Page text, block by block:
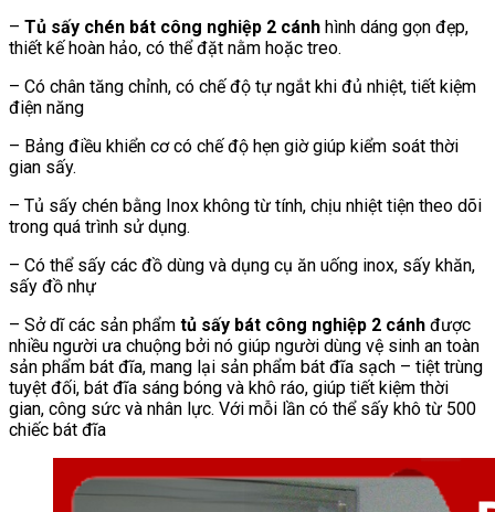
– Tủ sấy chén bát công nghiệp 2 cánh hình dáng gọn đẹp,
thiết kế hoàn hảo, có thể đặt nằm hoặc treo.
– Có chân tăng chỉnh, có chế độ tự ngắt khi đủ nhiệt, tiết kiệm
điện năng
– Bảng điều khiển cơ có chế độ hẹn giờ giúp kiểm soát thời
gian sấy.
– Tủ sấy chén bằng Inox không từ tính, chịu nhiệt tiện theo dõi
trong quá trình sử dụng.
– Có thể sấy các đồ dùng và dụng cụ ăn uống inox, sấy khăn,
sấy đồ nhự
– Sở dĩ các sản phẩm tủ sấy bát công nghiệp 2 cánh được
nhiều người ưa chuộng bởi nó giúp người dùng vệ sinh an toàn
sản phẩm bát đĩa, mang lại sản phẩm bát đĩa sạch – tiệt trùng
tuyệt đối, bát đĩa sáng bóng và khô ráo, giúp tiết kiệm thời
gian, công sức và nhân lực. Với mỗi lần có thể sấy khô từ 500
chiếc bát đĩa